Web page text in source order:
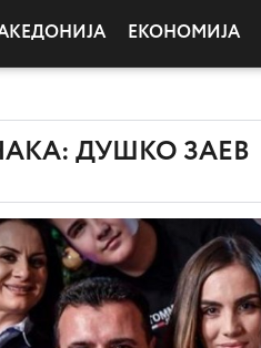
ЕКОНОМИЈА
ДУШКО ЗАЕВ